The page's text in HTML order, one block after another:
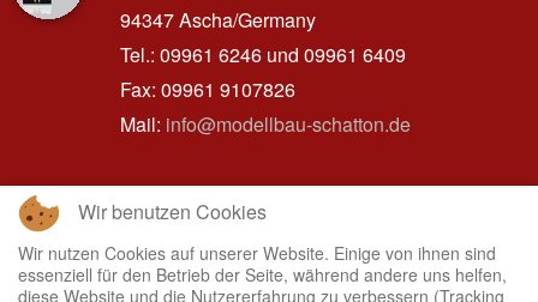
94347 Ascha/Germany
Tel.: 09961 6246 und 09961 6409
Fax: 09961 9107826
Mail: info@modellbau-schatton.de
Hinweise
zum
Datenschutz
Wir benutzen Cookies
Wir nutzen Cookies auf unserer Website. Einige von ihnen sind
essenziell für den Betrieb der Seite, während andere uns helfen,
diese Website und die Nutzererfahrung zu verbessern (Tracking